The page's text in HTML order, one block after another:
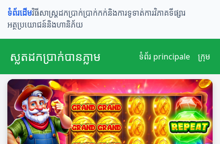
ទំព័រដើមវិធីសាស្រ្តដកប្រាក់ប្រាក់កក់និងការទូទាត់ការវិភាគទីផ្សារ
អត្ថប្រយោជន៍និងហានិភ័យ
ស្លតដកប្រាក់បានភ្លាម ទំព័រ principale ក្រុម